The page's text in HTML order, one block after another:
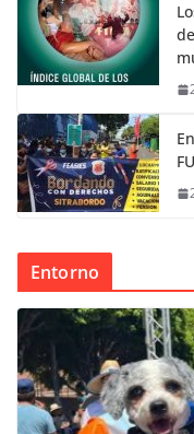
Entorno